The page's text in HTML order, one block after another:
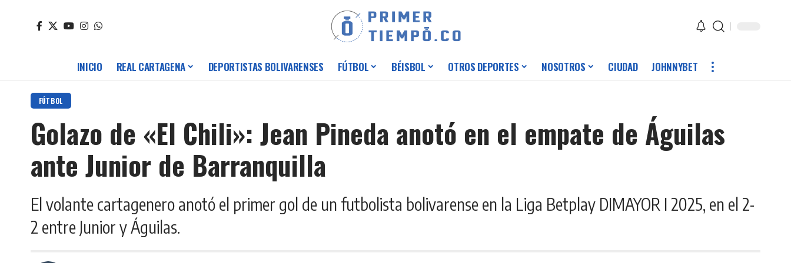
INICIO REAL CARTAGENA DEPORTISTAS BOLIVARENSES FÚTBOL BÉISBOL OTROS DEPORTES NOSOTROS CIUDAD JOHNNYBET
FÚTBOL
Golazo de «El Chili»: Jean Pineda anotó en el empate de Águilas
ante Junior de Barranquilla
El volante cartagenero anotó el primer gol de un futbolista bolivarense en la Liga Betplay DIMAYOR I 2025, en el 2-
2 entre Junior y Águilas.